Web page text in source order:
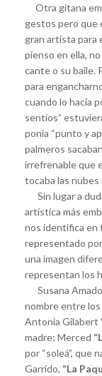
Otra gitana
gestos pero que
gran artista para
pienso en ella,
cante o su baile.
para
cuando lo hacía
sentíos”
ponía “punto y
palmeros
irrefrenable que
tocaba las nubes
Sin lugar a
artística más
nos identifica en
representado
una imagen
representan los
Susana
nombre entre
Antonia Gilabert
madre; Merced
por “soleá”, que
Garrido, “La